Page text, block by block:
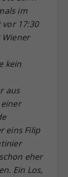
im
17:30
kein
aus
eins Filip
eher
Ein Los,
eine
die